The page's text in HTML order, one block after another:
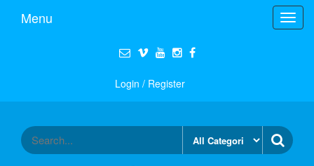
Menu
Login / Register